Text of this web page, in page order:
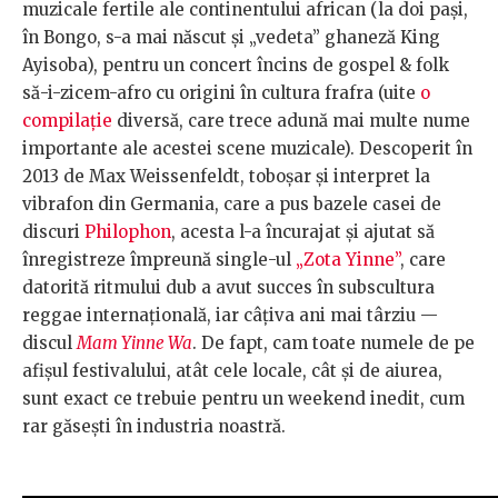
muzicale fertile ale continentului african (la doi pași,
în Bongo, s-a mai născut și „vedeta” ghaneză King
Ayisoba), pentru un concert încins de gospel & folk
să-i-zicem-afro cu origini în cultura frafra (uite o
compilație diversă, care trece adună mai multe nume
importante ale acestei scene muzicale). Descoperit în
2013 de Max Weissenfeldt, toboșar și interpret la
vibrafon din Germania, care a pus bazele casei de
discuri Philophon, acesta l-a încurajat și ajutat să
înregistreze împreună single-ul „Zota Yinne”, care
datorită ritmului dub a avut succes în subscultura
reggae internațională, iar câțiva ani mai târziu —
disculMam Yinne Wa. De fapt, cam toate numele de pe
afișul festivalului, atât cele locale, cât și de aiurea,
sunt exact ce trebuie pentru un weekend inedit, cum
rar găsești în industria noastră.